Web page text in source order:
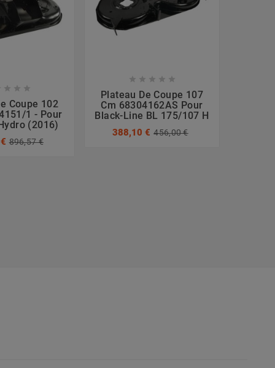
  
Coupe 102
1 - Pour
(2016)
896,57 €
    
Plateau De Coupe 107
Cm 68304162AS Pour
Black-Line BL 175/107 H
388,10 € 456,00 €